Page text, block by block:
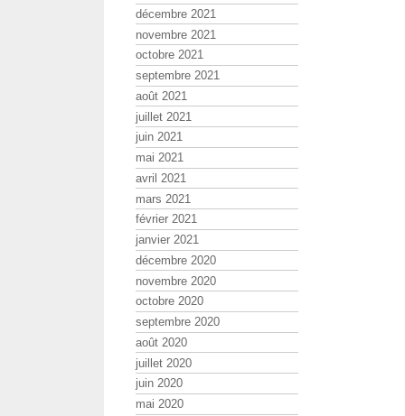
décembre 2021
novembre 2021
octobre 2021
septembre 2021
août 2021
juillet 2021
juin 2021
mai 2021
avril 2021
mars 2021
février 2021
janvier 2021
décembre 2020
novembre 2020
octobre 2020
septembre 2020
août 2020
juillet 2020
juin 2020
mai 2020